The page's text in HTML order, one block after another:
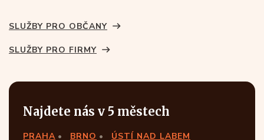
SLUŽBY PRO OBČANY
SLUŽBY PRO FIRMY
Najdete nás v 5 městech
PRAHA BRNO
ÚSTÍ NAD LABEM